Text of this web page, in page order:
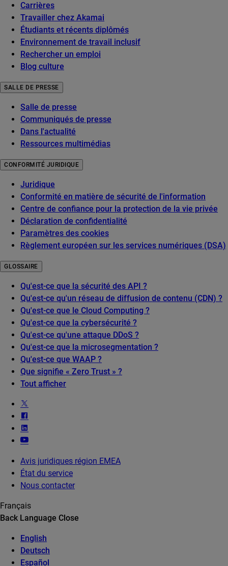
Carrières
Travailler chez Akamai
Étudiants et récents diplômés
Environnement de travail inclusif
Rechercher un emploi
Blog culture
SALLE DE PRESSE
Salle de presse
Communiqués de presse
Dans l'actualité
Ressources multimédias
CONFORMITÉ JURIDIQUE
Juridique
Conformité en matière de sécurité de l'information
Centre de confiance pour la protection de la vie privée
Déclaration de confidentialité
Paramètres des cookies
Règlement européen sur les services numériques (DSA)
GLOSSAIRE
Qu'est-ce que la sécurité des API ?
Qu'est-ce qu'un réseau de diffusion de contenu (CDN) ?
Qu'est-ce que le Cloud Computing ?
Qu'est-ce que la cybersécurité ?
Qu'est-ce qu'une attaque DDoS ?
Qu'est-ce que la microsegmentation ?
Qu'est-ce que WAAP ?
Que signifie « Zero Trust » ?
Tout afficher
Avis juridiques région EMEA
État du service
Nous contacter
Français
Back Language Close
English
Deutsch
Español